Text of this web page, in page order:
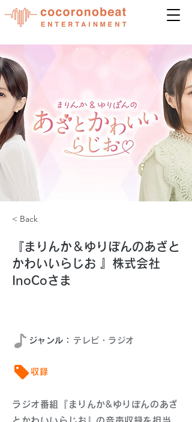
< Back
『まりんか＆ゆりぽんのあざと
かわいいらじお 』株式会社
InoCoさま
​ジャンル： テレビ・ラジオ
収録
ラジオ番組『まりんか&ゆりぽんのあざ